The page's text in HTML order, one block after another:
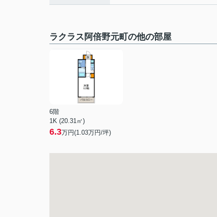
ラクラス阿倍野元町の他の部屋
6階
1K (20.31㎡)
6.3万円(1.03万円/坪)